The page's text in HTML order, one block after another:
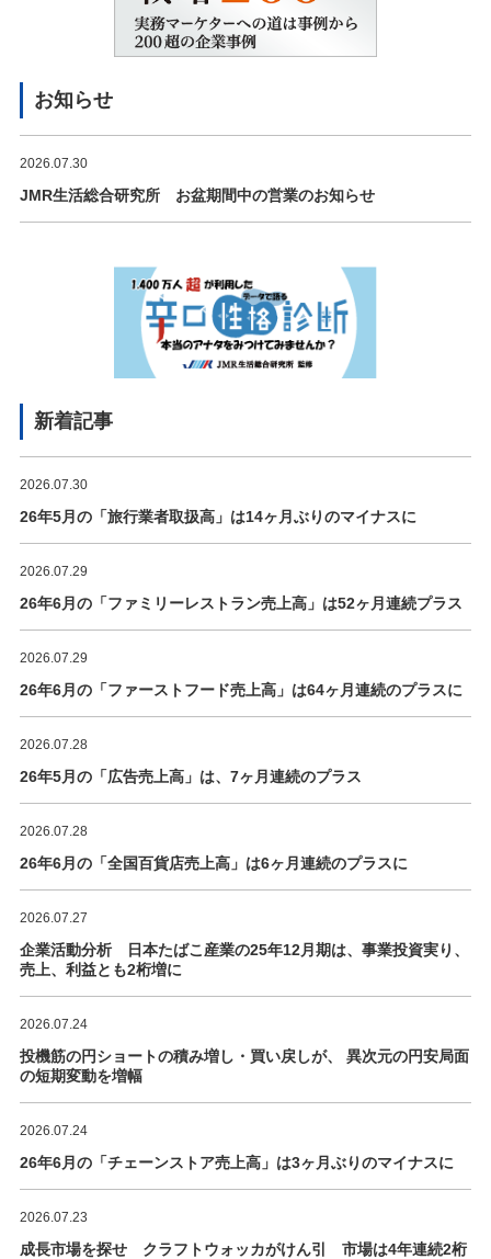
お知らせ
2026.07.30
JMR生活総合研究所 お盆期間中の営業のお知らせ
新着記事
2026.07.30
26年5月の「旅行業者取扱高」は14ヶ月ぶりのマイナスに
2026.07.29
26年6月の「ファミリーレストラン売上高」は52ヶ月連続プラス
2026.07.29
26年6月の「ファーストフード売上高」は64ヶ月連続のプラスに
2026.07.28
26年5月の「広告売上高」は、7ヶ月連続のプラス
2026.07.28
26年6月の「全国百貨店売上高」は6ヶ月連続のプラスに
2026.07.27
企業活動分析 日本たばこ産業の25年12月期は、事業投資実り、
売上、利益とも2桁増に
2026.07.24
投機筋の円ショートの積み増し・買い戻しが、 異次元の円安局面
の短期変動を増幅
2026.07.24
26年6月の「チェーンストア売上高」は3ヶ月ぶりのマイナスに
2026.07.23
成長市場を探せ クラフトウォッカがけん引 市場は4年連続2桁